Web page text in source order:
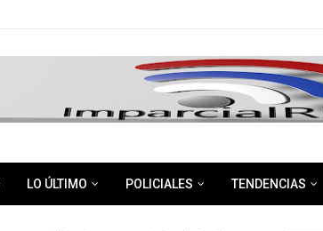
LO ÚLTIMO POLICIALES TENDENCIAS